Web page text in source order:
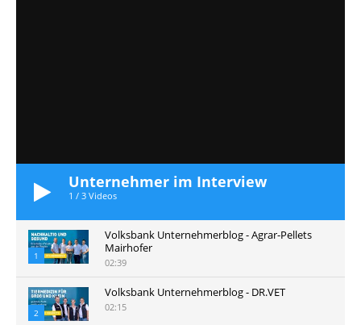
Unternehmer im Interview
1 / 3 Videos
1
Volksbank Unternehmerblog - Agrar-Pellets
Mairhofer
02:39
2
Volksbank Unternehmerblog - DR.VET
02:15